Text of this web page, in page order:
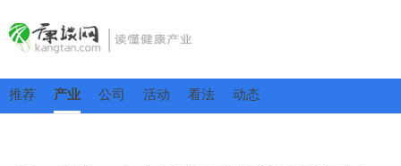
推荐 产业 公司 活动 看法 动态